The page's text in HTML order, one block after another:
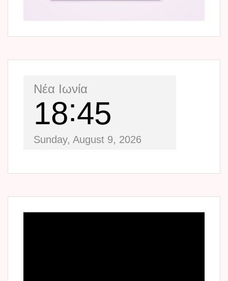
Νέα Ιωνία
18 45
Sunday, August 9, 2026